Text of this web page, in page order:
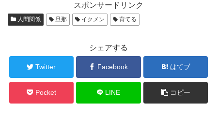
スポンサードリンク
人間関係 旦那 イクメン 育てる
シェアする
Twitter Facebook はてブ
Pocket LINE コピー